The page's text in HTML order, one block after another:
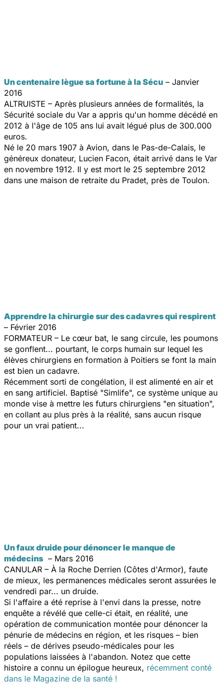
Un centenaire lègue sa fortune à la Sécu – Janvier
2016
ALTRUISTE – Après plusieurs années de formalités, la
Sécurité sociale du Var a appris qu'un homme décédé en
2012 à l'âge de 105 ans lui avait légué plus de 300.000
euros.
Né le 20 mars 1907 à Avion, dans le Pas-de-Calais, le
généreux donateur, Lucien Facon, était arrivé dans le Var
en novembre 1912. Il y est mort le 25 septembre 2012
dans une maison de retraite du Pradet, près de Toulon.
Apprendre la chirurgie sur des cadavres qui respirent
– Février 2016
FORMATEUR – Le cœur bat, le sang circule, les poumons
se gonflent... pourtant, le corps humain sur lequel les
élèves chirurgiens en formation à Poitiers se font la main
est bien un cadavre.
Récemment sorti de congélation, il est alimenté en air et
en sang artificiel. Baptisé "Simlife", ce système unique au
monde vise à mettre les futurs chirurgiens "en situation",
en collant au plus près à la réalité, sans aucun risque
pour un vrai patient...
Un faux druide pour dénoncer le manque de
médecins – Mars 2016
CANULAR – À la Roche Derrien (Côtes d'Armor), faute
de mieux, les permanences médicales seront assurées le
vendredi par... un druide.
Si l'affaire a été reprise à l'envi dans la presse, notre
enquête a révélé que celle-ci était, en réalité, une
opération de communication montée pour dénoncer la
pénurie de médecins en région, et les risques – bien
réels – de dérives pseudo-médicales pour les
populations laissées à l'abandon. Notez que cette
histoire a connu un épilogue heureux, récemment conté
dans le Magazine de la santé !